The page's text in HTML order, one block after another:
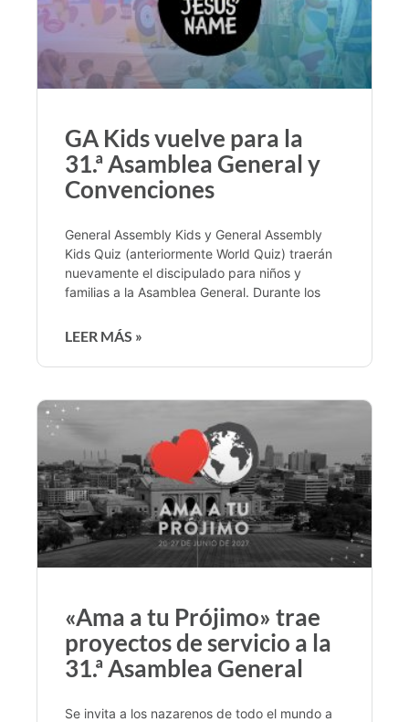
GA Kids vuelve para la
31.ª Asamblea General y
Convenciones
General Assembly Kids y General Assembly
Kids Quiz (anteriormente World Quiz) traerán
nuevamente el discipulado para niños y
familias a la Asamblea General. Durante los
LEER MÁS »
«Ama a tu Prójimo» trae
proyectos de servicio a la
31.ª Asamblea General
Se invita a los nazarenos de todo el mundo a